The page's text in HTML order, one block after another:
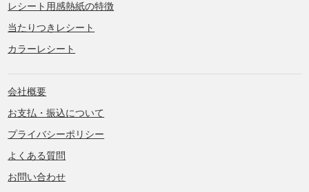
レシート用感熱紙の特徴
当たりつきレシート
カラーレシート
会社概要
お支払・振込について
プライバシーポリシー
よくある質問
お問い合わせ